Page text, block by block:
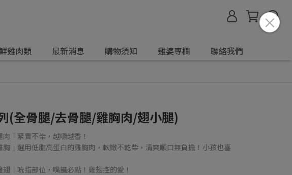
雞肉類 最新消息 購物須知 雞婆專欄 聯絡我們
(全骨腿/去骨腿/雞胸肉/翅小腿)
｜緊實不柴，越嚼越香！
胸｜選用低脂高蛋白的雞胸肉，軟嫩不乾柴，清爽順口無負擔！小孩也喜
｜吮指部位，嘴饞必點！雞翅控的愛！